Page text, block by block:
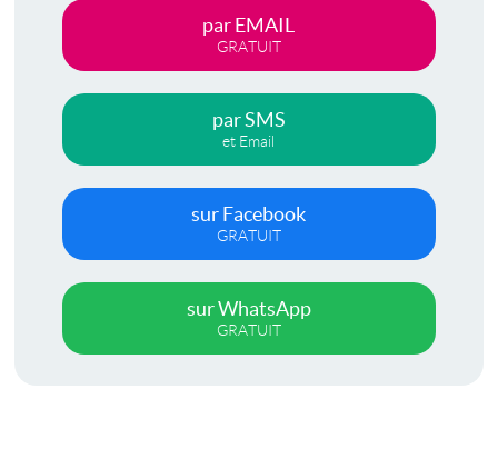
par EMAIL
GRATUIT
par SMS
et Email
sur Facebook
GRATUIT
sur WhatsApp
GRATUIT